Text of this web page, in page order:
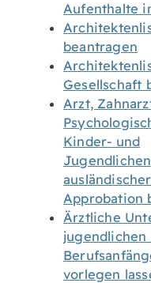
Aufenthalte
beantragen
Gesellschaft
Arzt,
Kinder- und
Approbation
Ärztliche
jugendlichen
vorlegen